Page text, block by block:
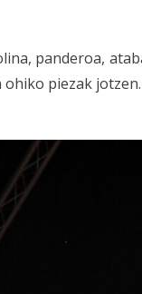
panderoa,
piezak jotzen.